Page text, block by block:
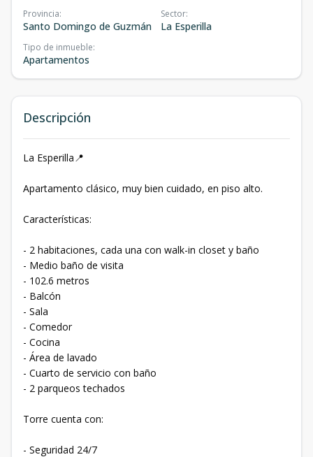
Provincia:
Santo Domingo de Guzmán
Sector:
La Esperilla
Tipo de inmueble:
Apartamentos
Descripción
La Esperilla📍
Apartamento clásico, muy bien cuidado, en piso alto.
Características:
- 2 habitaciones, cada una con walk-in closet y baño
- Medio baño de visita
- 102.6 metros
- Balcón
- Sala
- Comedor
- Cocina
- Área de lavado
- Cuarto de servicio con baño
- 2 parqueos techados
Torre cuenta con:
- Seguridad 24/7